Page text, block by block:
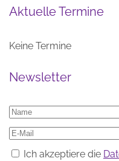
Aktuelle Termine
Keine Termine
Newsletter
Ich akzeptiere die